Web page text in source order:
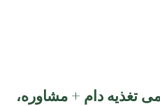
تغذیه دام + مشاوره،